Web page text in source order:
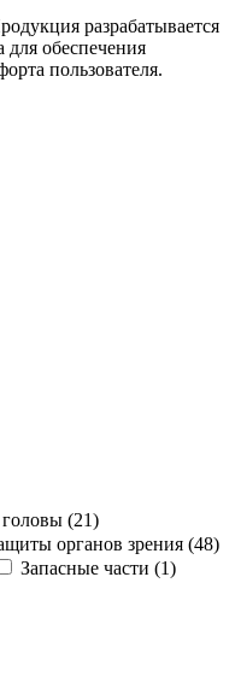
разрабатывается
для обеспечения
пользователя.
(21)
органов зрения (48)
Запасные части (1)